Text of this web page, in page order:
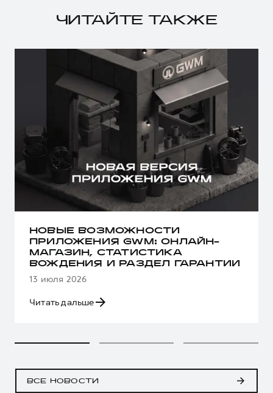
ЧИТАЙТЕ ТАКЖЕ
НОВЫЕ ВОЗМОЖНОСТИ
ПРИЛОЖЕНИЯ GWM: ОНЛАЙН-
МАГАЗИН, СТАТИСТИКА
ВОЖДЕНИЯ И РАЗДЕЛ ГАРАНТИИ
13 июля 2026
Читать дальше
ВСЕ НОВОСТИ